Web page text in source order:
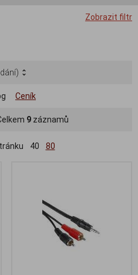
Zobrazit filtr
Ceník
9 záznamů
40 80